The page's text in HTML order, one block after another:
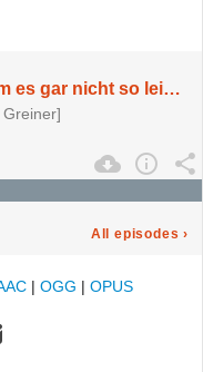
Grüne Finanzen. Warum es gar nicht so leicht (aber sinnvoll) ist, sein Geld nachhaltig anzulegen [mit Gunter Greiner]
Greiner]
All episodes ›
| OGG | OPUS